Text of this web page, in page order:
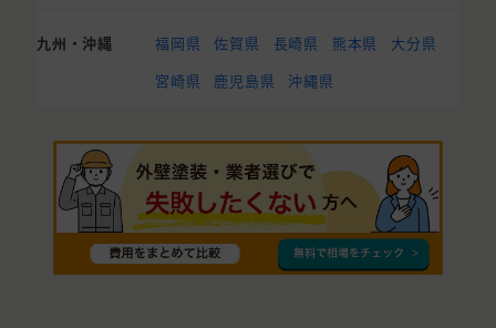
九州・沖縄 福岡県 佐賀県 長崎県 熊本県
大分県
宮崎県
鹿児島県 沖縄県